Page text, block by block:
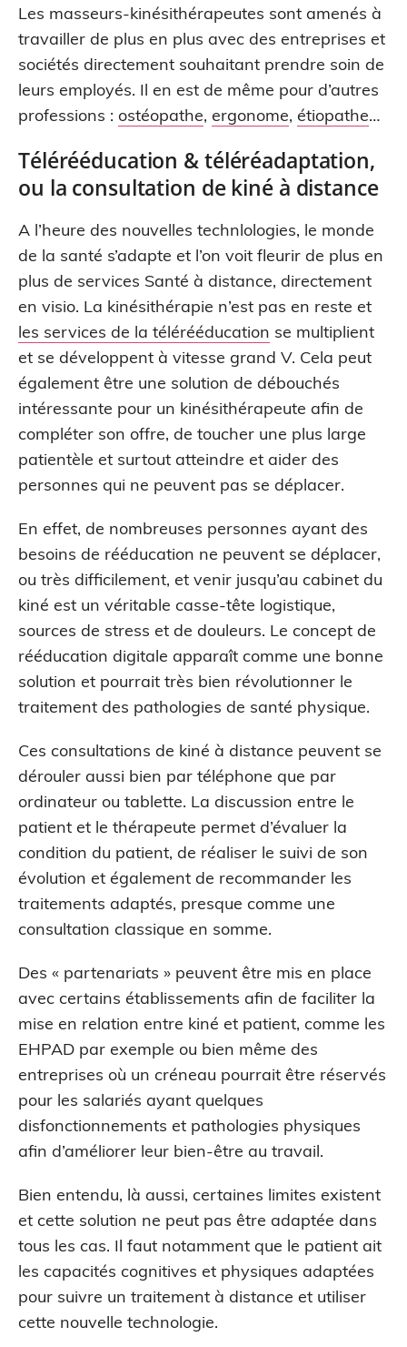
Les masseurs-kinésithérapeutes sont amenés à
travailler de plus en plus avec des entreprises et
sociétés directement souhaitant prendre soin de
leurs employés. Il en est de même pour d’autres
professions : ostéopathe, ergonome, étiopathe…
Télérééducation & téléréadaptation,
ou la consultation de kiné à distance
A l’heure des nouvelles technlologies, le monde
de la santé s’adapte et l’on voit fleurir de plus en
plus de services Santé à distance, directement
en visio. La kinésithérapie n’est pas en reste et
les services de la télérééducation se multiplient
et se développent à vitesse grand V. Cela peut
également être une solution de débouchés
intéressante pour un kinésithérapeute afin de
compléter son offre, de toucher une plus large
patientèle et surtout atteindre et aider des
personnes qui ne peuvent pas se déplacer.
En effet, de nombreuses personnes ayant des
besoins de rééducation ne peuvent se déplacer,
ou très difficilement, et venir jusqu’au cabinet du
kiné est un véritable casse-tête logistique,
sources de stress et de douleurs. Le concept de
rééducation digitale apparaît comme une bonne
solution et pourrait très bien révolutionner le
traitement des pathologies de santé physique.
Ces consultations de kiné à distance peuvent se
dérouler aussi bien par téléphone que par
ordinateur ou tablette. La discussion entre le
patient et le thérapeute permet d’évaluer la
condition du patient, de réaliser le suivi de son
évolution et également de recommander les
traitements adaptés, presque comme une
consultation classique en somme.
Des « partenariats » peuvent être mis en place
avec certains établissements afin de faciliter la
mise en relation entre kiné et patient, comme les
EHPAD par exemple ou bien même des
entreprises où un créneau pourrait être réservés
pour les salariés ayant quelques
disfonctionnements et pathologies physiques
afin d’améliorer leur bien-être au travail.
Bien entendu, là aussi, certaines limites existent
et cette solution ne peut pas être adaptée dans
tous les cas. Il faut notamment que le patient ait
les capacités cognitives et physiques adaptées
pour suivre un traitement à distance et utiliser
cette nouvelle technologie.